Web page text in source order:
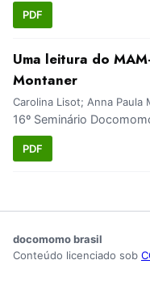
PDF
Uma leitura do
Montaner
Carolina Lisot; Anna Paula
16º Seminário
PDF
docomomo brasil
Conteúdo licenciado sob